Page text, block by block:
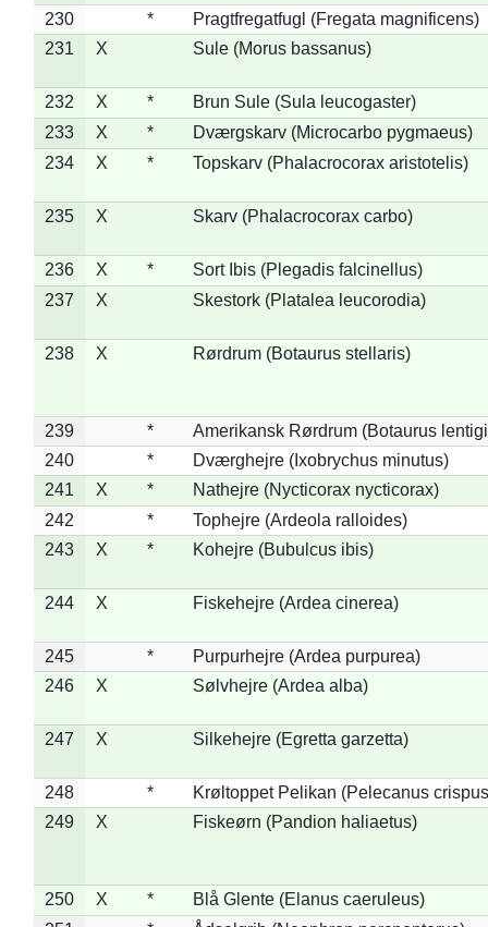
230 *
Pragtfregatfugl (Fregata magnificens)
231
X Sule (Morus bassanus)
232 X *
Brun Sule (Sula leucogaster)
233
X *
Dværgskarv (Microcarbo pygmaeus)
234
X * Topskarv (Phalacrocorax aristotelis)
235 X Skarv (Phalacrocorax carbo)
236 X *
Sort Ibis (Plegadis falcinellus)
237
X Skestork (Platalea leucorodia)
238 X Rørdrum (Botaurus stellaris)
239 *
Amerikansk Rørdrum (Botaurus
240
*
Dværghejre (Ixobrychus minutus)
241
X *
Nathejre (Nycticorax nycticorax)
242
*
Tophejre (Ardeola ralloides)
243
X * Kohejre (Bubulcus ibis)
244 X Fiskehejre (Ardea cinerea)
245 *
Purpurhejre (Ardea purpurea)
246
X Sølvhejre (Ardea alba)
247 X Silkehejre (Egretta garzetta)
248 *
Krøltoppet Pelikan (Pelecanus
249
X Fiskeørn (Pandion haliaetus)
250 X *
Blå Glente (Elanus caeruleus)